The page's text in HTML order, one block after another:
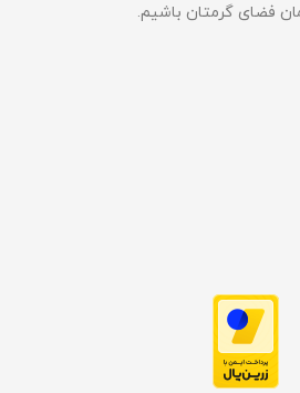
فضای گرمتان باشیم.